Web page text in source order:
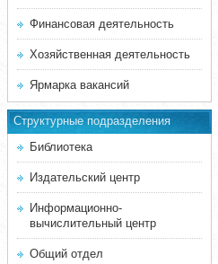
Финансовая деятельность
Хозяйственная деятельность
Ярмарка вакансий
Структурные подразделения
Библиотека
Издательский центр
Информационно-
вычислительный центр
Общий отдел